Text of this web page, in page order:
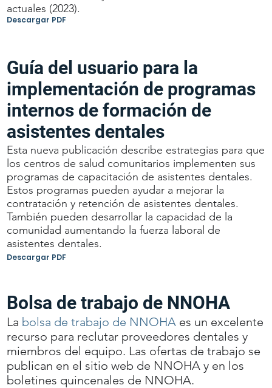
actuales (2023).
Descargar PDF
Guía del usuario para la
implementación de programas
internos de formación de
asistentes dentales
Esta nueva publicación describe estrategias para que
los centros de salud comunitarios implementen sus
programas de capacitación de asistentes dentales.
Estos programas pueden ayudar a mejorar la
contratación y retención de asistentes dentales.
También pueden desarrollar la capacidad de la
comunidad aumentando la fuerza laboral de
asistentes dentales.
Descargar PDF
Bolsa de trabajo de NNOHA
La bolsa de trabajo de NNOHA es un excelente
recurso para reclutar proveedores dentales y
miembros del equipo. Las ofertas de trabajo se
publican en el sitio web de NNOHA y en los
boletines quincenales de NNOHA.